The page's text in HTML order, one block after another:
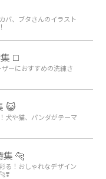
バ、ブタさんのイラスト
◻️
ーにおすすめの洗練さ
😺
犬や猫、パンダがテーマ
集 🐆
る！おしゃれなデザイン